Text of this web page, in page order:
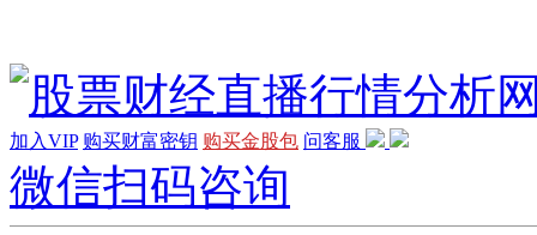
加入VIP 购买财富密钥 购买金股包 问客服
微信扫码咨询